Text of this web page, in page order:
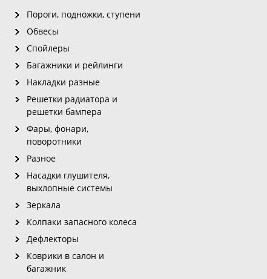
Пороги, подножки, ступени
Обвесы
Спойлеры
Багажники и рейлинги
Накладки разные
Решетки радиатора и
решетки бампера
Фары, фонари,
поворотники
Разное
Насадки глушителя,
выхлопные системы
Зеркала
Колпаки запасного колеса
Дефлекторы
Коврики в салон и
багажник